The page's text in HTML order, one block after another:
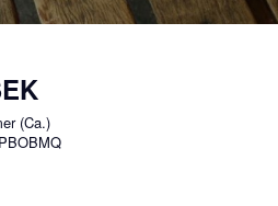
(Ca.)
PBOBMQ